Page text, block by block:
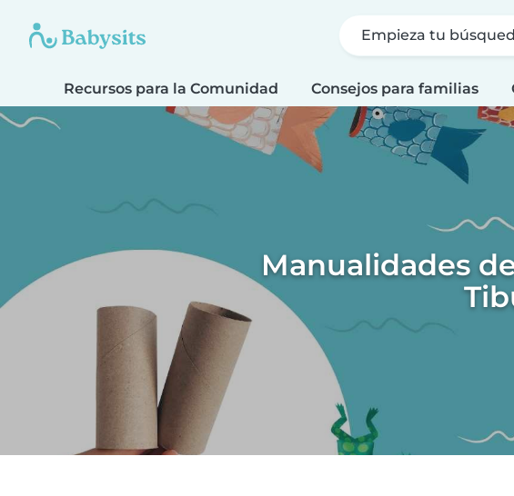
Empieza tu
Recursos para la Comunidad Consejos para familias
Manualidades